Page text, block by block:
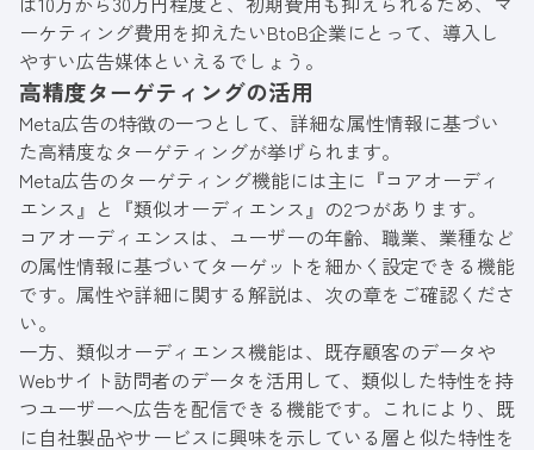
ーケティング費用を抑えたいBtoB企業にとって、導入し
やすい広告媒体といえるでしょう。
高精度ターゲティングの活用
Meta広告の特徴の一つとして、詳細な属性情報に基づい
た高精度なターゲティングが挙げられます。
Meta広告のターゲティング機能には主に『コアオーディ
エンス』と『類似オーディエンス』の2つがあります。
コアオーディエンスは、ユーザーの年齢、職業、業種など
の属性情報に基づいてターゲットを細かく設定できる機能
です。属性や詳細に関する解説は、次の章をご確認くださ
い。
一方、類似オーディエンス機能は、既存顧客のデータや
Webサイト訪問者のデータを活用して、類似した特性を持
つユーザーへ広告を配信できる機能です。これにより、既
に自社製品やサービスに興味を示している層と似た特性を